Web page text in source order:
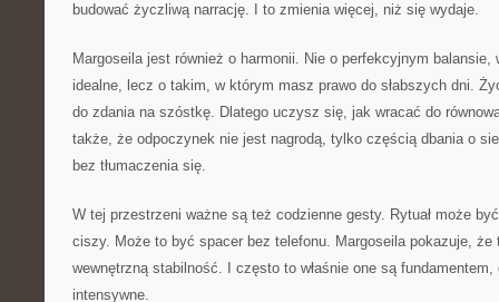
budować życzliwą narrację. I to zmienia więcej, niż się wydaje.
Margoseila jest również o harmonii. Nie o perfekcyjnym
idealne, lecz o takim, w którym masz prawo do słabszych dni.
do zdania na szóstkę. Dlatego uczysz się, jak wracać do
także, że odpoczynek nie jest nagrodą, tylko częścią dbania o
bez tłumaczenia się.
W tej przestrzeni ważne są też codzienne gesty. Rytuał może
ciszy. Może to być spacer bez telefonu. Margoseila pokazuje, że
wewnętrzną stabilność. I często to właśnie one są
intensywne.